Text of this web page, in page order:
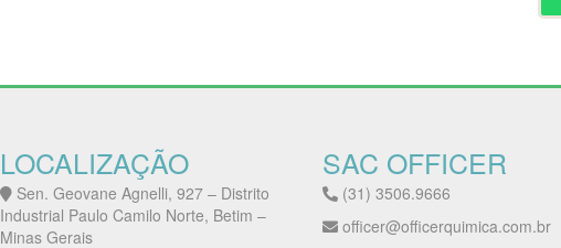
LOCALIZAÇÃO
Sen. Geovane Agnelli, 927 – Distrito
Industrial Paulo Camilo Norte, Betim –
Minas Gerais
SAC OFFICER
(31) 3506.9666
officer@officerquimica.com.br